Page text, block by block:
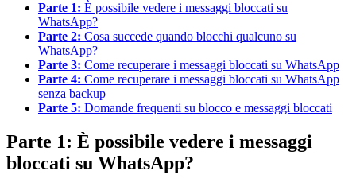
Parte 1: È possibile vedere i messaggi bloccati su
WhatsApp?
Parte 2: Cosa succede quando blocchi qualcuno su
WhatsApp?
Parte 3: Come recuperare i messaggi bloccati su WhatsApp
Parte 4: Come recuperare i messaggi bloccati su WhatsApp
senza backup
Parte 5: Domande frequenti su blocco e messaggi bloccati
Parte 1: È possibile vedere i messaggi
bloccati su WhatsApp?